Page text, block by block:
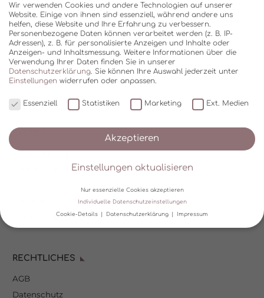
Zahlungsoptionen
Mein Kundenkonto
RECHTLICHES
AGB
Datenschutz
Wir verwenden Cookies und andere Technologien auf unserer
Website. Einige von ihnen sind essenziell, während andere uns
helfen, diese Website und Ihre Erfahrung zu verbessern.
Personenbezogene Daten können verarbeitet werden (z. B. IP-
Adressen), z. B. für personalisierte Anzeigen und Inhalte oder
Anzeigen- und Inhaltsmessung. Weitere Informationen über die
Verwendung Ihrer Daten finden Sie in unserer
Datenschutzerklärung Sie können Ihre Auswahl jederzeit unter
Einstellungen widerrufen oder anpassen.
Essenziell Statistiken Marketing Ext. Medien
Akzeptieren
Einstellungen aktualisieren
Nur essenzielle Cookies akzeptieren
Individuelle Datenschutzeinstellungen
Cookie-Details Datenschutzerklärung Impressum
Wir verwenden Cookies und andere Technologien auf unserer
helfen, diese Website und Ihre Erfahrung zu verbessern.